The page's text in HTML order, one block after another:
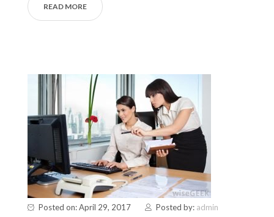
READ MORE
Posted on: April 29, 2017 Posted by: admin